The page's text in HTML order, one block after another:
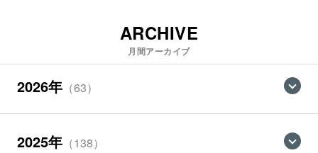
ARCHIVE
月間アーカイブ
2026年 （63）
2025年 （138）